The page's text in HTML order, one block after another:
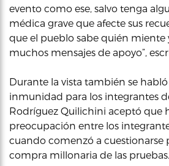
evento como ese, salvo tenga
médica grave que afecte sus
que el pueblo sabe quién miente
muchos mensajes de apoyo”,
Durante la vista también se
inmunidad para los integrantes
Rodríguez Quilichini aceptó que
preocupación entre los
cuando comenzó a cuestionarse
compra millonaria de las pruebas.